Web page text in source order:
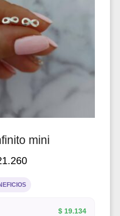
mini
$ 19.134